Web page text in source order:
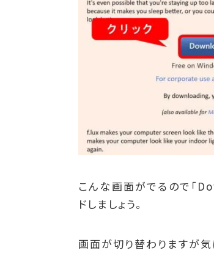
こんな画面がでるので「
ドしましょう。
画面が切り替わりますが気